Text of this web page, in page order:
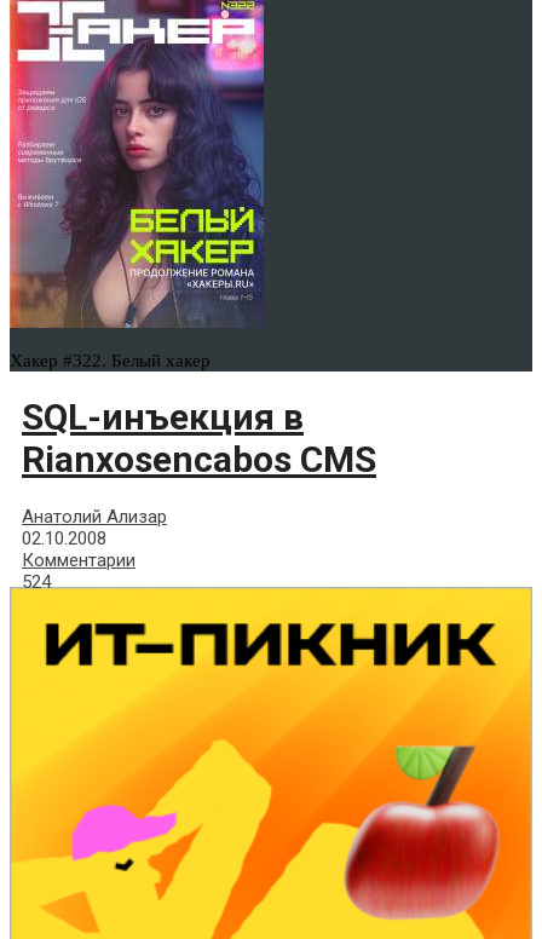
Хакер #322. Белый хакер
SQL-инъекция в
Rianxosencabos CMS
Анатолий Ализар
02.10.2008
Комментарии
524